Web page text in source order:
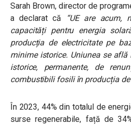
Sarah Brown, director de
a declarat că
“UE are acum,
capacități pentru energia
producția de electricitate pe
minime istorice. Uniunea se
istorice, permanente, de
combustibili fosili în producția de
În 2023, 44% din totalul de
surse regenerabile, față de